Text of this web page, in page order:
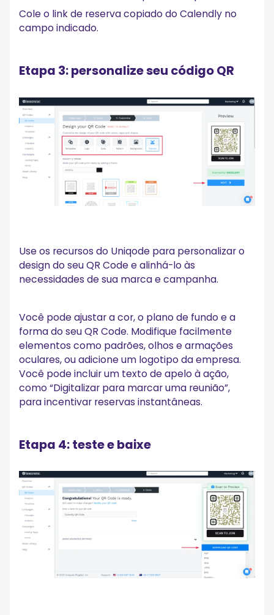
Cole o link de reserva copiado do Calendly no
campo indicado.
Etapa 3: personalize seu código QR
Use os recursos do Uniqode para personalizar o
design do seu QR Code e alinhá-lo às
necessidades de sua marca e campanha.
Você pode ajustar a cor, o plano de fundo e a
forma do seu QR Code. Modifique facilmente
elementos como padrões, olhos e armações
oculares, ou adicione um logotipo da empresa.
Você pode incluir um texto de apelo à ação,
como “Digitalizar para marcar uma reunião”,
para incentivar reservas instantâneas.
Etapa 4: teste e baixe